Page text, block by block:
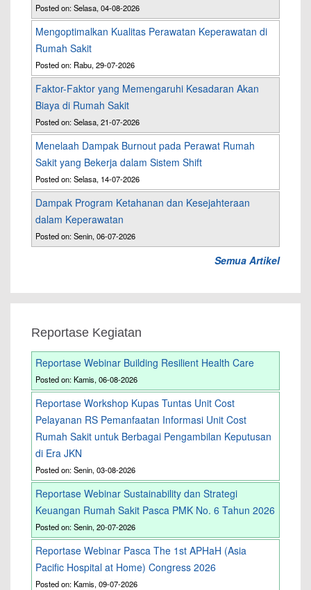
Posted on: Selasa, 04-08-2026
Mengoptimalkan Kualitas Perawatan Keperawatan di
Rumah Sakit
Posted on: Rabu, 29-07-2026
Faktor-Faktor yang Memengaruhi Kesadaran Akan
Biaya di Rumah Sakit
Posted on: Selasa, 21-07-2026
Menelaah Dampak Burnout pada Perawat Rumah
Sakit yang Bekerja dalam Sistem Shift
Posted on: Selasa, 14-07-2026
Dampak Program Ketahanan dan Kesejahteraan
dalam Keperawatan
Posted on: Senin, 06-07-2026
Semua Artikel
Reportase Kegiatan
Reportase Webinar Building Resilient Health Care
Posted on: Kamis, 06-08-2026
Reportase Workshop Kupas Tuntas Unit Cost
Pelayanan RS Pemanfaatan Informasi Unit Cost
Rumah Sakit untuk Berbagai Pengambilan Keputusan
di Era JKN
Posted on: Senin, 03-08-2026
Reportase Webinar Sustainability dan Strategi
Keuangan Rumah Sakit Pasca PMK No. 6 Tahun 2026
Posted on: Senin, 20-07-2026
Reportase Webinar Pasca The 1st APHaH (Asia
Pacific Hospital at Home) Congress 2026
Posted on: Kamis, 09-07-2026